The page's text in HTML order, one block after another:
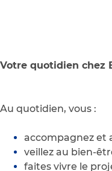
Votre quotidien chez
Au quotidien, vous :
accompagnez et
veillez au bien-
faites vivre le